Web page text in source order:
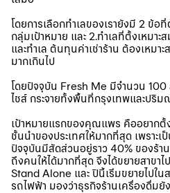
โดยการเลือกทำเลของเรายังมี 2 ข้
กลุ่มเป้าหมาย และ 2.ทำเลที่ตั้งเหมา
และทำเล ต้นทุนค่าเช่าร้าน ต้องเหมา
มากเกินไป
โดยปัจจุบัน Fresh Me มีจำนวน 100
ไชส์ กระจายทั้งพื้นที่กรุงเทพและปริ
เป้าหมายแรกของคุณแพร คืออยากตั้
ชั้นนำของประเทศให้มากที่สุด เพราะเ
ปัจจุบันมีสัดส่วนอยู่ราว 40% ของร้า
ถึงคนให้ได้มากที่สุด จึงได้ขยายสาขา
Stand Alone และ ปีนี้เริ่มขยายไปใน
รถไฟฟ้า มองว่าธุรกิจร้านเครื่องดื่มยั